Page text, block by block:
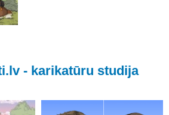
- karikatūru studija